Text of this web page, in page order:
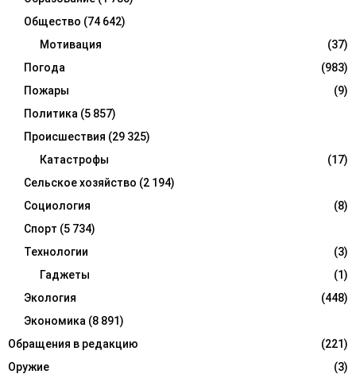
Общество (74 642)
Мотивация
(37)
Погода
(983)
Пожары
(9)
Политика (5 857)
Происшествия (29 325)
Катастрофы
(17)
Сельское хозяйство (2 194)
Социология
(8)
Спорт (5 734)
Технологии
(3)
Гаджеты
(1)
Экология
(448)
Экономика (8 891)
Обращения в редакцию
(221)
Оружие
(3)